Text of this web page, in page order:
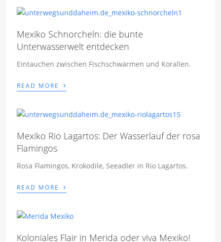
Mexiko Schnorcheln: die bunte
Unterwasserwelt entdecken
Eintauchen zwischen Fischschwärmen und Korallen.
READ MORE ›
Mexiko Rio Lagartos: Der Wasserlauf der rosa
Flamingos
Rosa Flamingos, Krokodile, Seeadler in Rio Lagartos.
READ MORE ›
Koloniales Flair in Merida oder viva Mexiko!